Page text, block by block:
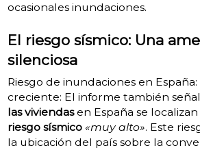
ocasionales inundaciones.
El riesgo sísmico: Una
silenciosa
Riesgo de inundaciones en
creciente: El informe también
las viviendasen España se localizan
riesgo sísmico«muy alto». Este
la ubicación del país sobre la